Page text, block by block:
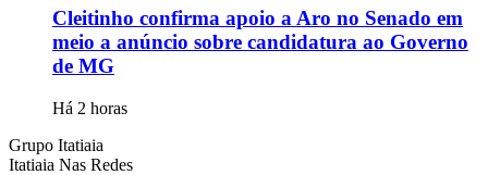
Cleitinho confirma apoio a Aro no Senado em
meio a anúncio sobre candidatura ao Governo
de MG
Há 2 horas
Grupo Itatiaia
Itatiaia Nas Redes